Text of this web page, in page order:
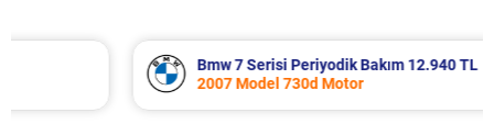
Bmw 7 Serisi Periyodik Bakım 12.940 TL
2007 Model 730d Motor